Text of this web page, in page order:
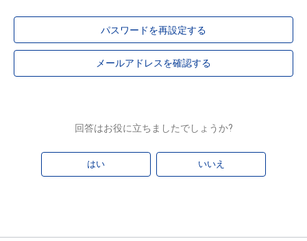
パスワードを再設定する
メールアドレスを確認する
回答はお役に立ちましたでしょうか?
はい いいえ